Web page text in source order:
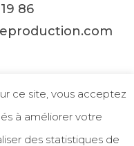
86
ce site, vous acceptez
à améliorer votre
des statistiques de